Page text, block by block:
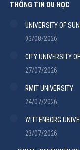
THÔNG TIN DU HỌC
UNIVERSITY OF
03/08/2026
CITY UNIVERSITY
27/07/2026
RMIT UNIVERSITY
24/07/2026
WITTENBORG
23/07/2026